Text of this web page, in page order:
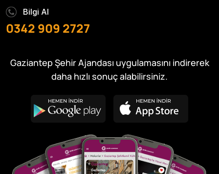
Bilgi Al
0342 909 2727
Gaziantep Şehir Ajandası uygulamasını indirerek
daha hızlı sonuç alabilirsiniz.